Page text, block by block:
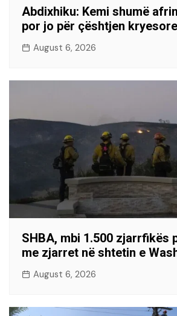
Abdixhiku: Kemi shumë
por jo për çështjen kryesore
August 6, 2026
SHBA, mbi 1.500 zjarrfikës
me zjarret në shtetin e
August 6, 2026